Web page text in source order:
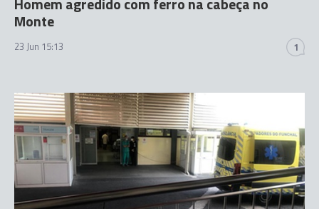
Monte
23 Jun 15:13 1